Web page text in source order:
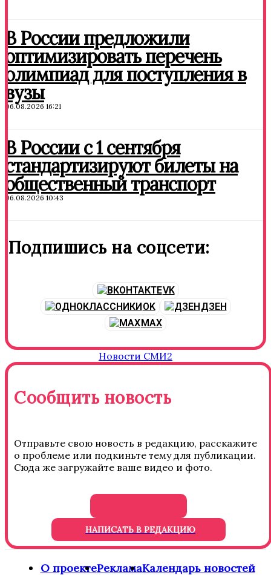
В России предложили
оптимизировать перечень
олимпиад для поступления в
вузы
06.08.2026 16:21
В России с 1 сентября
стандартизируют билеты на
общественный транспорт
06.08.2026 10:43
Подпишись на соцсети:
VK
OK
ДЗЕН
MAX
Новости СМИ2
Сообщить новость
Отправьте свою новость в редакцию, расскажите
о проблеме или подкиньте тему для публикации.
Сюда же загружайте ваше видео и фото.
НАПИСАТЬ В РЕДАКЦИЮ
О проектеРекламаКалендарь новостей